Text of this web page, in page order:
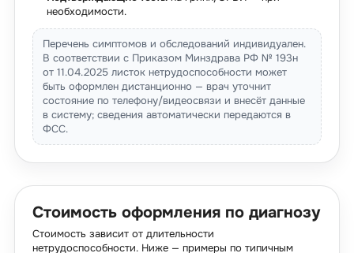
необходимости.
Перечень симптомов и обследований индивидуален.
В соответствии с Приказом Минздрава РФ № 193н
от 11.04.2025 листок нетрудоспособности может
быть оформлен дистанционно — врач уточнит
состояние по телефону/видеосвязи и внесёт данные
в систему; сведения автоматически передаются в
ФСС.
Стоимость оформления по диагнозу
Стоимость зависит от длительности
нетрудоспособности. Ниже — примеры по типичным